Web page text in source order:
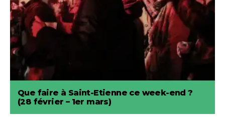
Que faire à Saint-Etienne ce week-end ?
(28 février – 1er mars)